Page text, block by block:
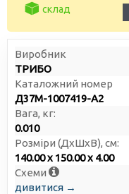
склад
Виробник
ТРИБО
Каталожний номер
Д37М-1007419-А2
Вага, кг:
0.010
Розміри (ДxШxВ), см:
140.00 x 150.00 x 4.00
Схеми
дивитися →